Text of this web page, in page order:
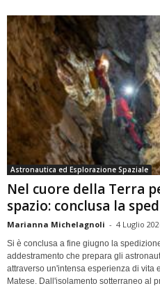
Astronautica ed Esplorazione Spaziale
Nel cuore della Terra
spazio: conclusa la
Marianna Michelagnoli - 4 Luglio
Si è conclusa a fine giugno la
addestramento che prepara gli
attraverso un'intensa esperienza di vita
Matese. Dall'isolamento sotterraneo al